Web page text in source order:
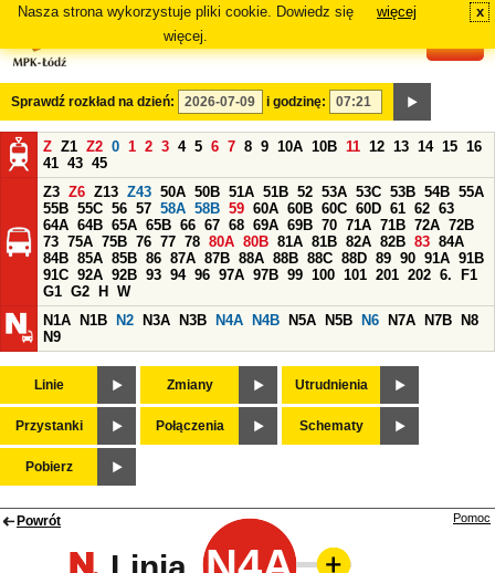
Nasza strona wykorzystuje pliki cookie. Dowiedz się
więcej.
więcej x
Sprawdź rozkład na dzień: i godzinę:
Z Z1 Z2 0 1 2 3 4 5 6 7 8 9 10A 10B 11 12 13 14 15 16
41 43 45
Z3 Z6 Z13 Z43 50A 50B 51A 51B 52 53A 53C 53B 54B 55A
55B 55C 56 57 58A 58B 59 60A 60B 60C 60D 61 62 63
64A 64B 65A 65B 66 67 68 69A 69B 70 71A 71B 72A 72B
73 75A 75B 76 77 78 80A 80B 81A 81B 82A 82B 83 84A
84B 85A 85B 86 87A 87B 88A 88B 88C 88D 89 90 91A 91B
91C 92A 92B 93 94 96 97A 97B 99 100 101 201 202 6.
F1
G1 G2 H
W
N1A
N1B N2 N3A N3B N4A N4B N5A N5B N6 N7A N7B
N8
N9
Linie Zmiany Utrudnienia
Przystanki Połączenia Schematy
Pobierz
Powrót Pomoc